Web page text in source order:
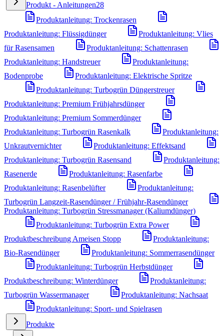
Produkt - Anleitungen28
Produktanleitung: Trockenrasen
Produktanleitung: Flüssigdünger
Produktanleitung: Vlies
für Rasensamen
Produktanleitung: Schattenrasen
Produktanleitung: Handstreuer
Produktanleitung:
Bodenprobe
Produktanleitung: Elektrische Spritze
Produktanleitung: Turbogrün Düngerstreuer
Produktanleitung: Premium Frühjahrsdünger
Produktanleitung: Premium Sommerdünger
Produktanleitung: Turbogrün Rasenkalk
Produktanleitung:
Unkrautvernichter
Produktanleitung: Effektsand
Produktanleitung: Turbogrün Rasensand
Produktanleitung:
Rasenerde
Produktanleitung: Rasenfarbe
Produktanleitung: Rasenbelüfter
Produktanleitung:
Turbogrün Langzeit-Rasendünger / Frühjahr-Rasendünger
Produktanleitung: Turbogrün Stressmanager (Kaliumdünger)
Produktanleitung: Turbogrün Extra Power
Produktbeschreibung Ameisen Stopp
Produktanleitung:
Bio-Rasendünger
Produktanleitung: Sommerrasendünger
Produktanleitung: Turbogrün Herbstdünger
Produktbeschreibung: Winterdünger
Produktanleitung:
Turbogrün Wassermanager
Produktanleitung: Nachsaat
Produktanleitung: Sport- und Spielrasen
Produkte